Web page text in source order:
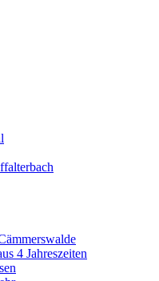
4 Jahreszeiten